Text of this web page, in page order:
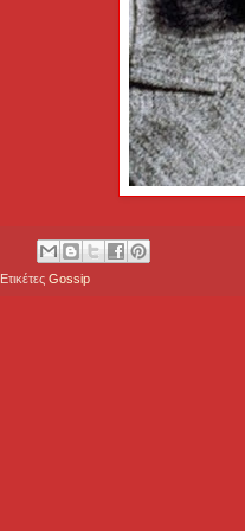
Ετικέτες Gossip